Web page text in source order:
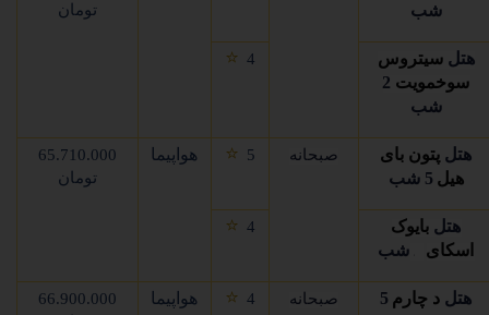
شب
تومان
هتل سیتروس
سوخمویت
شب
4
⭐
هتل پتون بای
هیل 5 شب
صبحانه 5
⭐ هواپیما
65.710.000
تومان
هتل بایوک
اسکای
شب
4
⭐
هتل د چارم 5
صبحانه 4
⭐ هواپیما
66.900.000